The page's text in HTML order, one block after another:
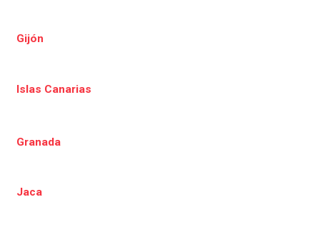
Gijón
Islas Canarias
Granada
Jaca